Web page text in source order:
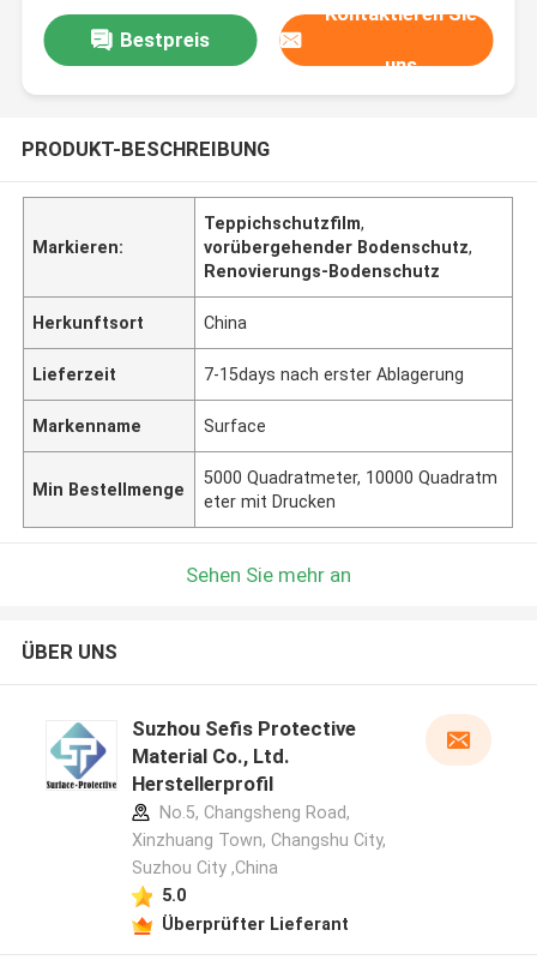
Bestpreis
Kontaktieren Sie
uns
PRODUKT-BESCHREIBUNG
Markieren:
Teppichschutzfilm,
vorübergehender Bodenschutz,
Renovierungs-Bodenschutz
Herkunftsort China
Lieferzeit 7-15days nach erster Ablagerung
Markenname Surface
Min Bestellmenge
5000 Quadratmeter, 10000 Quadratm
eter mit Drucken
Sehen Sie mehr an
ÜBER UNS
Suzhou Sefis Protective
Material Co., Ltd.
Herstellerprofil
No.5, Changsheng Road,
Xinzhuang Town, Changshu City,
Suzhou City ,China
5.0
Überprüfter Lieferant